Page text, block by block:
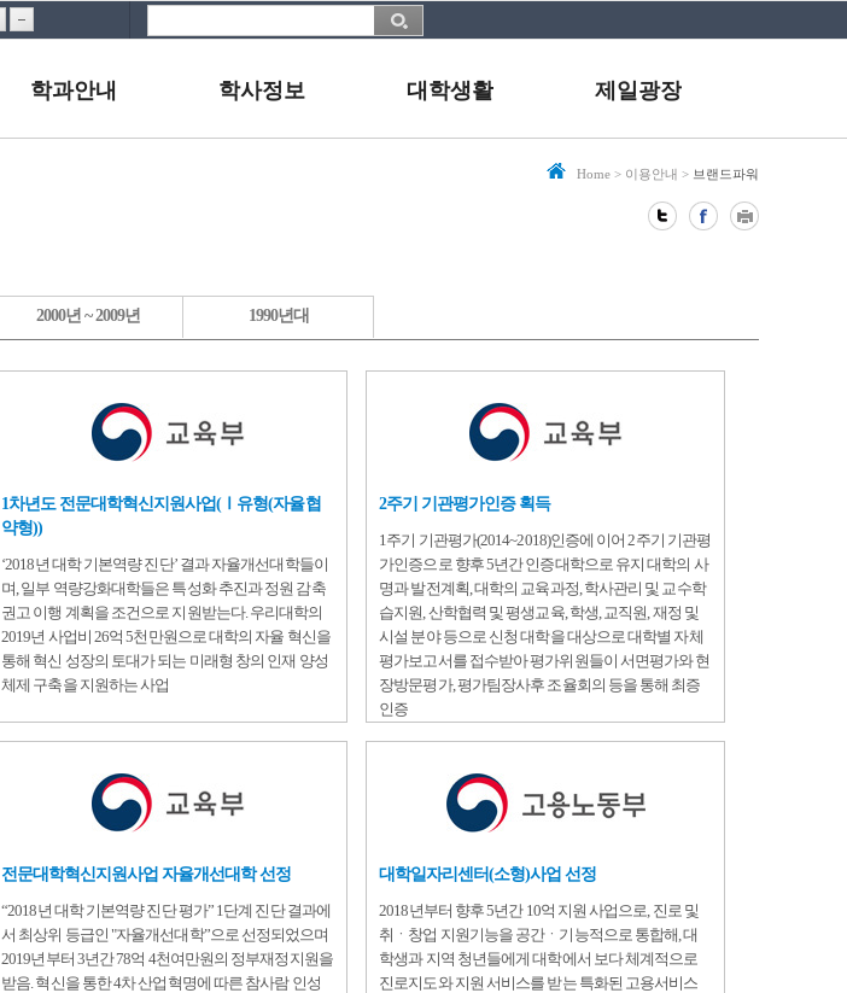
학과안내 학사정보 대학생활 제일광장
Home > 이용안내 > 브랜드파워
2000년 ~ 2009년 1990년대
1차년도 전문대학혁신지원사업(Ⅰ유형(자율협
약형))
‘2018년 대학 기본역량 진단’ 결과 자율개선대학들이
며, 일부 역량강화대학들은 특성화 추진과 정원 감축
권고 이행 계획을 조건으로 지원받는다. 우리대학의
2019년 사업비 26억 5천만원으로 대학의 자율 혁신을
통해 혁신 성장의 토대가 되는 미래형 창의 인재 양성
체제 구축을 지원하는 사업
2주기 기관평가인증 획득
1주기 기관평가(2014~2018)인증에 이어 2주기 기관평
가인증으로 향후 5년간 인증대학으로 유지 대학의 사
명과 발전계획, 대학의 교육과정, 학사관리 및 교수학
습지원, 산학협력 및 평생교육, 학생, 교직원, 재정 및
시설 분야 등으로 신청 대학을 대상으로 대학별 자체
평가보고서를 접수받아 평가위원들이 서면평가와 현
장방문평가, 평가팀장사후 조율회의 등을 통해 최증
인증
전문대학혁신지원사업 자율개선대학 선정
“2018년 대학 기본역량 진단 평가” 1단계 진단 결과에
서 최상위 등급인 "자율개선대학”으로 선정되었으며
2019년부터 3년간 78억 4천여만원의 정부재정지원을
받음. 혁신을 통한 4차 산업혁명에 따른 참사람 인성
대학일자리센터(소형)사업 선정
2018년부터 향후 5년간 10억 지원 사업으로, 진로 및
취ㆍ창업 지원기능을 공간ㆍ기능적으로 통합해, 대
학생과 지역 청년들에게 대학에서 보다 체계적으로
진로지도와 지원 서비스를 받는 특화된 고용서비스